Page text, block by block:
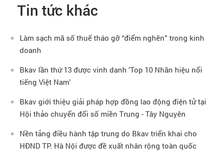
Tin tức khác
Làm sạch mã số thuế tháo gỡ “điểm nghẽn” trong kinh
doanh
Bkav lần thứ 13 được vinh danh 'Top 10 Nhãn hiệu nổi
tiếng Việt Nam'
Bkav giới thiệu giải pháp hợp đồng lao động điện tử tại
Hội thảo chuyển đổi số miền Trung - Tây Nguyên
Nền tảng điều hành tập trung do Bkav triển khai cho
HĐND TP. Hà Nội được đề xuất nhân rộng toàn quốc